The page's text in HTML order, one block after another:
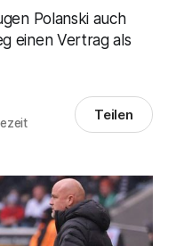
Polanski auch
einen Vertrag als
Teilen